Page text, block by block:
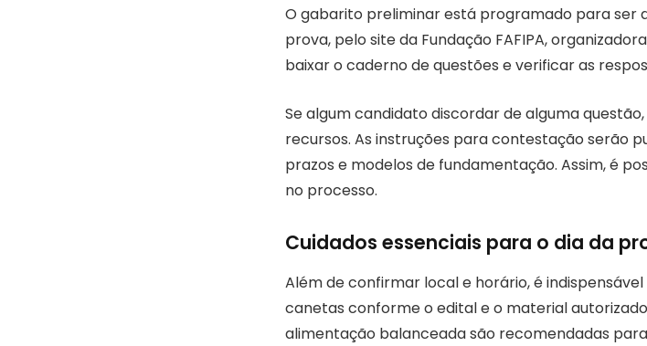
O gabarito preliminar está programado para ser
prova, pelo site da Fundação FAFIPA,
baixar o caderno de questões e verificar as
Se algum candidato discordar de alguma
recursos. As instruções para contestação serão
prazos e modelos de fundamentação. Assim, é
no processo.
Cuidados essenciais para o dia da
Além de confirmar local e horário, é
canetas conforme o edital e o material
alimentação balanceada são recomendadas